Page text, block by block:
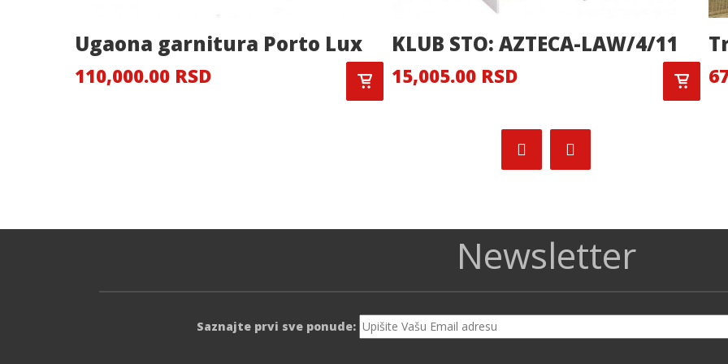
Ugaona garnitura Porto Lux
110,000.00 RSD
KLUB STO: AZTECA-LAW/4/11
15,005.00 RSD
Newsletter
Saznajte prvi sve ponude: